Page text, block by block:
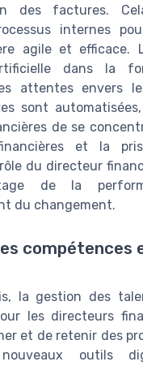
des factures.
internes
agile et efficace.
dans la
attentes envers
sont
de se
et la
du directeur
de la
du changement.
compétences
la gestion des
les directeurs
et de retenir des
outils